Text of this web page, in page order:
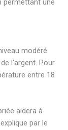
permettant une
modéré
l’argent. Pour
entre 18
aidera à
par le